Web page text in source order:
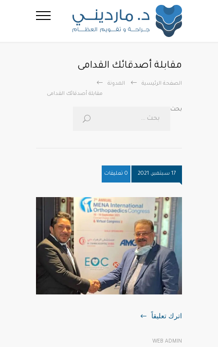
مقابلة أصدقائك القدامى
الصفحة الرئيسية
المدونة
مقابلة أصدقائك القدامى
بحث
17 سبتمبر، 2021 0 تعليقات
اترك تعليقاً
WEB ADMIN